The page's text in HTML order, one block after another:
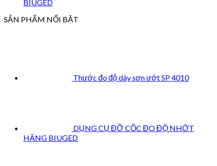
BIUGED
SẢN PHẨM NỔI BẬT
Thước đo độ dày sơn ướt SP 4010
DỤNG CỤ ĐỠ CỐC ĐO ĐỘ NHỚT
HÃNG BIUGED